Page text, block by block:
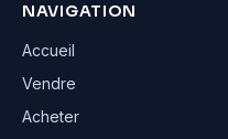
NAVIGATION
Accueil
Vendre
Acheter